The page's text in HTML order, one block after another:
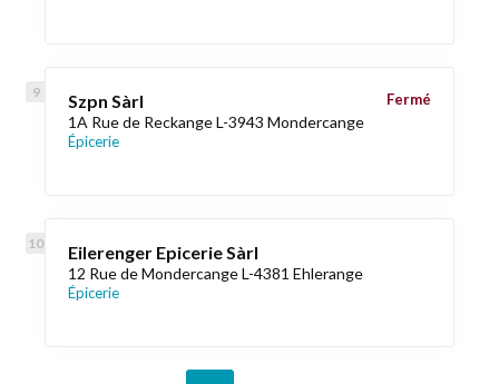
Szpn Sàrl
1A Rue de Reckange L-3943 Mondercange
Épicerie
Fermé
Eilerenger Epicerie Sàrl
12 Rue de Mondercange L-4381 Ehlerange
Épicerie